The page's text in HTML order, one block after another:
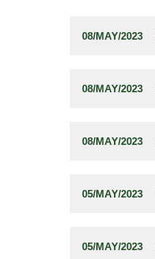
08/MAY/2023
08/MAY/2023
08/MAY/2023
05/MAY/2023
05/MAY/2023